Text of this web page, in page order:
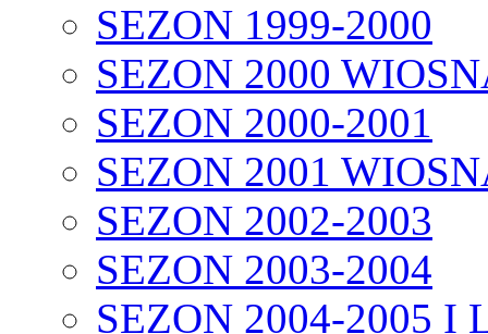
SEZON 1999-2000
SEZON 2000
SEZON 2000-2001
SEZON 2001
SEZON 2002-2003
SEZON 2003-2004
SEZON 2004-2005 I